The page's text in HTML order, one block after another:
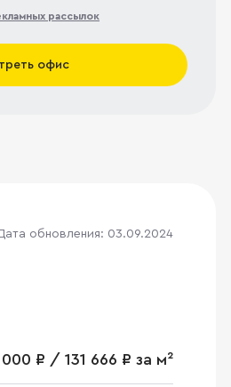
рассылок
офис
обновления: 03.09.2024
₽ / 131 666 ₽ за м²